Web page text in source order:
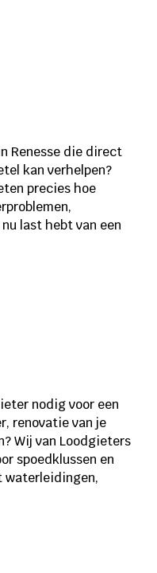
Renesse die direct
kan verhelpen?
precies hoe
last hebt van een
nodig voor een
renovatie van je
Wij van Loodgieters
spoedklussen en
waterleidingen,